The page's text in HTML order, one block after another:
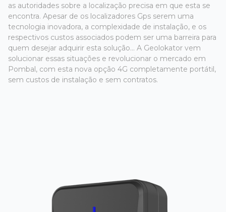
as autoridades sobre a localização precisa em que esta se
encontra. Apesar de os localizadores Gps serem uma
tecnologia inovadora, a complexidade de instalação, e os
respectivos custos associados podem ser uma barreira para
quem desejar adquirir esta solução... A Geolokator vem
solucionar essas situações e revolucionar o mercado em
Pombal, com esta nova opção 4G completamente portátil,
sem custos de instalação e sem contratos.